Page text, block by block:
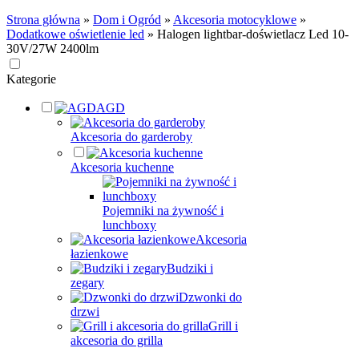
Strona główna » Dom i Ogród » Akcesoria motocyklowe »
Dodatkowe oświetlenie led » Halogen lightbar-doświetlacz Led 10-
30V/27W 2400lm
Kategorie
AGD
Akcesoria do garderoby
Akcesoria kuchenne
Pojemniki na żywność i
lunchboxy
Akcesoria
łazienkowe
Budziki i
zegary
Dzwonki do
drzwi
Grill i
akcesoria do grilla